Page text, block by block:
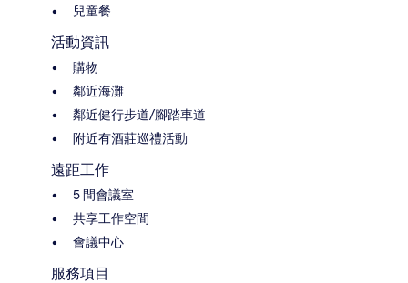
兒童餐
活動資訊
購物
鄰近海灘
鄰近健行步道/腳踏車道
附近有酒莊巡禮活動
遠距工作
5 間會議室
共享工作空間
會議中心
服務項目